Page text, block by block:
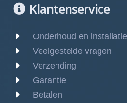
Klantenservice
Onderhoud en installatie
Veelgestelde vragen
Verzending
Garantie
Betalen